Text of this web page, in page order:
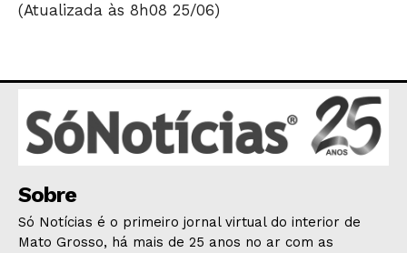
ESPORTES
EDUCAÇÃO
SAÚDE
ÚLTIMAS NOTÍCIAS
(Atualizada às 8h08 25/06)
Sobre
Só Notícias é o primeiro jornal virtual do interior de
Mato Grosso, há mais de 25 anos no ar com as